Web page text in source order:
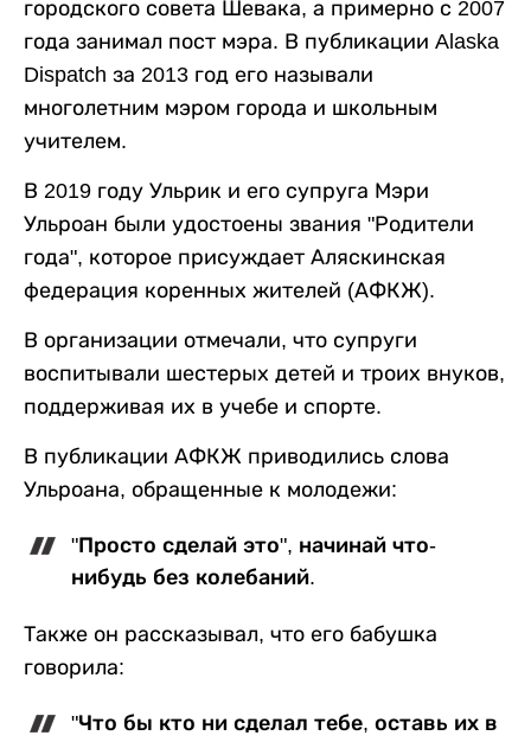
городского совета Шевака, а примерно с 2007
года занимал пост мэра. В публикации Alaska
Dispatch за 2013 год его называли
многолетним мэром города и школьным
учителем.
В 2019 году Ульрик и его супруга Мэри
Ульроан были удостоены звания "Родители
года", которое присуждает Аляскинская
федерация коренных жителей (АФКЖ).
В организации отмечали, что супруги
воспитывали шестерых детей и троих внуков,
поддерживая их в учебе и спорте.
В публикации АФКЖ приводились слова
Ульроана, обращенные к молодежи:
"Просто сделай это", начинай что-
нибудь без колебаний.
Также он рассказывал, что его бабушка
говорила:
"Что бы кто ни сделал тебе, оставь их в